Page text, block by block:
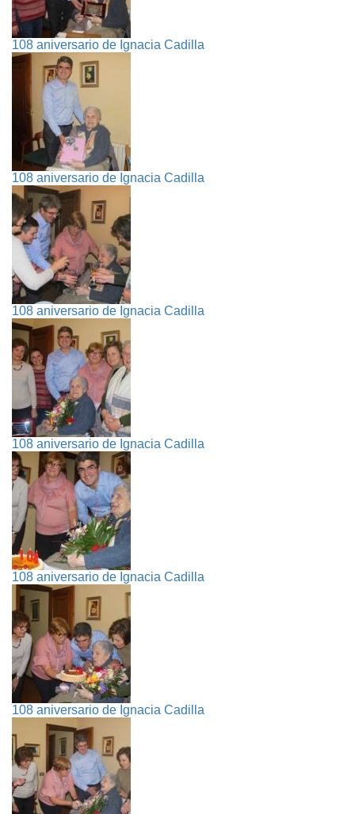
108 aniversario de Ignacia Cadilla
108 aniversario de Ignacia Cadilla
108 aniversario de Ignacia Cadilla
108 aniversario de Ignacia Cadilla
108 aniversario de Ignacia Cadilla
108 aniversario de Ignacia Cadilla